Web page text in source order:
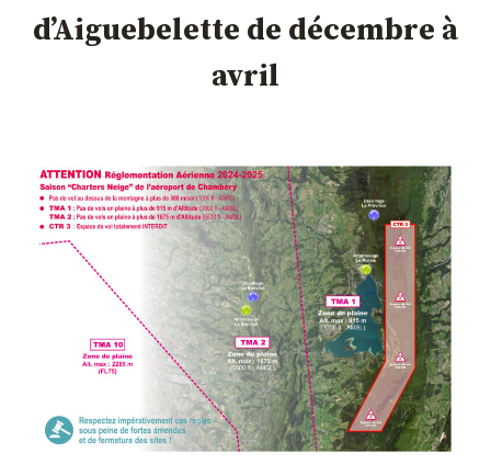
d’Aiguebelette de décembre à
avril